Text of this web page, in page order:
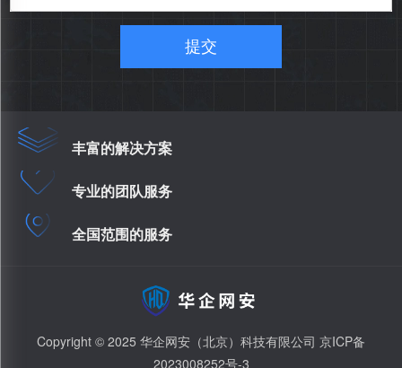
提交
丰富的解决方案
专业的团队服务
全国范围的服务
Copyright © 2025 华企网安（北京）科技有限公司 京ICP备
2023008252号-3